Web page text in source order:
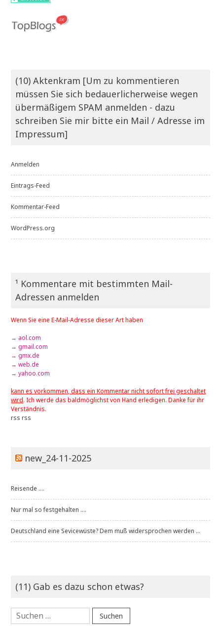
(10) Aktenkram [Um zu kommentieren
müssen Sie sich bedauerlicherweise wegen
übermäßigem SPAM anmelden - dazu
schreiben Sie mir bitte ein Mail / Adresse im
Impressum]
Anmelden
Eintrags-Feed
Kommentar-Feed
WordPress.org
¹ Kommentare mit bestimmten Mail-
Adressen anmelden
Wenn Sie eine E-Mail-Adresse dieser Art haben
→ aol.com
→ gmail.com
→ gmx.de
→ web.de
→ yahoo.com
kann es vorkommen, dass ein Kommentar nicht sofort frei geschaltet
wird. Ich werde das baldmöglichst von Hand erledigen. Danke für ihr
Verständnis.
rss rss
new_24-11-2025
Reisende ....
Nur mal so festgehalten ....
Deutschland eine Sevicewüste? Dem muß widersprochen werden ...
(11) Gab es dazu schon etwas?
Suchen
nach: